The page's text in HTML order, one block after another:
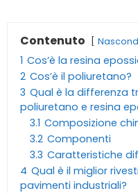
Contenuto
1 Cos’è la resina
2 Cos’è il poliuretano?
3 Qual è la differenza
poliuretano e resina
3.1 Composizione
3.2 Componenti
3.3 Caratteristiche
4 Qual è il miglior
pavimenti industriali?